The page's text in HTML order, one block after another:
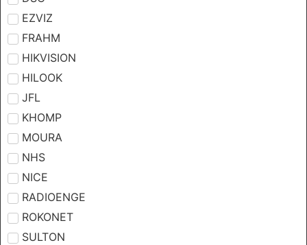
EZVIZ
FRAHM
HIKVISION
HILOOK
JFL
KHOMP
MOURA
NHS
NICE
RADIOENGE
ROKONET
SULTON